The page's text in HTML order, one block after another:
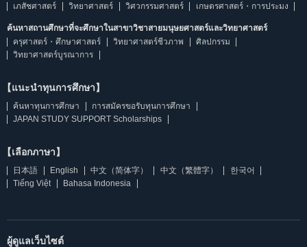
เภสัชศาสตร์
วิทยาศาสตร์ วิศวกรรมศาสตร์ เกษตรศาสตร์・การประมง
ค้นหาสถานศึกษาที่จะศึกษาในสาขาวิชาสายมนุษยศาสตร์และวิทยาศาสตร์
ครุศาสตร์・ศึกษาศาสตร์
วิทยาศาสตร์ชีวภาพ
ศิลปกรรม
วิทยาศาสตร์บูรณาการ
【แนะนำทุนการศึกษา】
ค้นหาทุนการศึกษา
การสมัครขอรับทุนการศึกษา
JAPAN STUDY SUPPORT Scholarships
【เลือกภาษา】
日本語 English 中文（简体字） 中文（繁體字）
한국어
Tiếng Việt
Bahasa Indonesia
ผู้ดูแลเว็บไซต์